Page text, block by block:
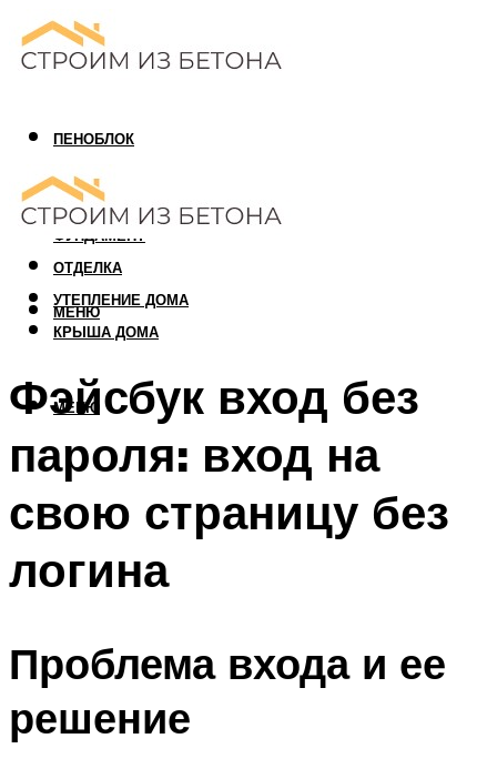
ПЕНОБЛОК
ГАЗОБЛОК
АРБОЛИТОВЫЙ БЛОК
ФУНДАМЕНТ
ОТДЕЛКА
УТЕПЛЕНИЕ ДОМА
КРЫША ДОМА
МЕНЮ
МЕНЮ
Фэйсбук вход без
пароля: вход на
свою страницу без
логина
Проблема входа и ее
решение